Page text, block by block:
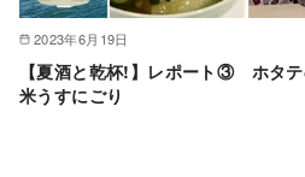
2023年6月19日
【夏酒と乾杯!】レポート③ ホタ
米うすにごり